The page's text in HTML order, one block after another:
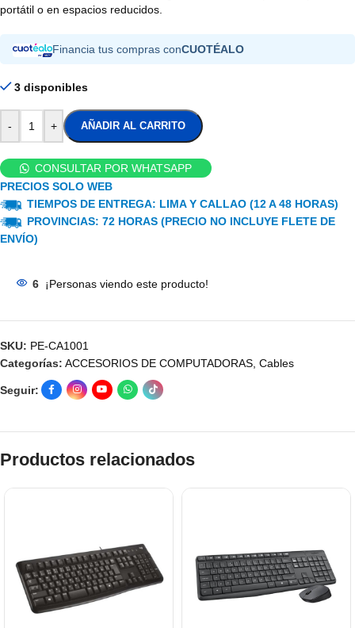
portátil o en espacios reducidos.
Financia tus compras conCUOTÉALO
3 disponibles
- + AÑADIR AL CARRITO
CONSULTAR POR WHATSAPP
PRECIOS SOLO WEB
TIEMPOS DE ENTREGA: LIMA Y CALLAO (12 A 48 HORAS)
PROVINCIAS: 72 HORAS (PRECIO NO INCLUYE FLETE DE
ENVÍO)
6 ¡Personas viendo este producto!
SKU: PE-CA1001
Categorías: ACCESORIOS DE COMPUTADORAS, Cables
Seguir:
Productos relacionados